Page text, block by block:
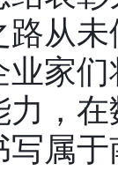
路从
业家
力，
写属